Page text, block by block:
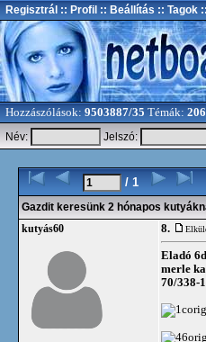
Regisztrál :: Profil :: Beállítás :: Tagok
Hozzászólások: 9503887/35 Témák:
Név:
Jelszó:
/ 1
Gazdit keresünk 2 hónapos
kutyás60 8.
Eladó
merle
70/338-